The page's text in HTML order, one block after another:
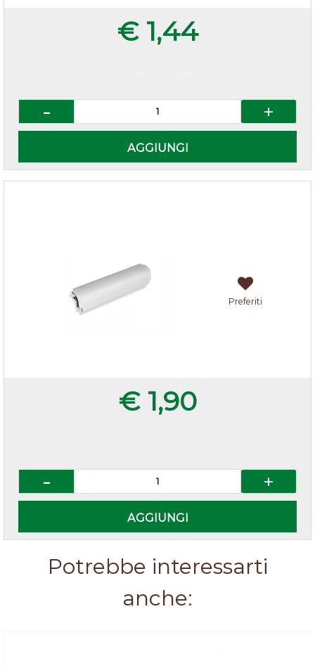
€ 1,44
AGGIUNGI
Preferiti
€ 1,90
AGGIUNGI
Potrebbe interessarti
anche: